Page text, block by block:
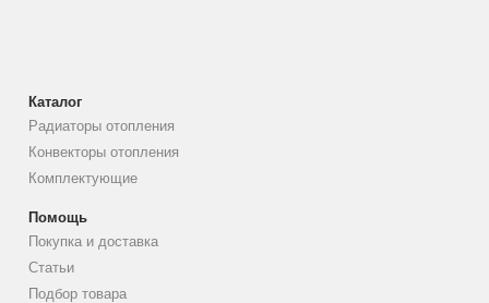
Каталог
Радиаторы отопления
Конвекторы отопления
Комплектующие
Помощь
Покупка и доставка
Статьи
Подбор товара